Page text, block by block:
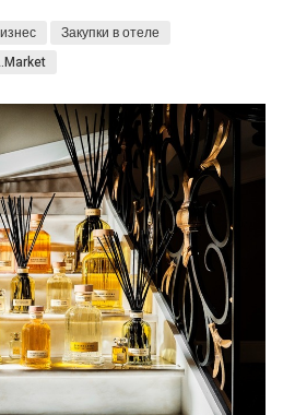
Закупки в отеле